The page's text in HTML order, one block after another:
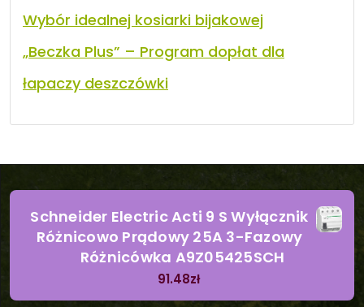
Wybór idealnej kosiarki bijakowej
„Beczka Plus” – Program dopłat dla
łapaczy deszczówki
Schneider Electric Acti 9 S Wyłącznik
Różnicowo Prądowy 25A 3-Fazowy
Różnicówka A9Z05425SCH
91.48zł